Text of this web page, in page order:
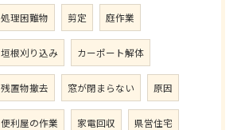
処理困難物 剪定 庭作業
垣根刈り込み カーポート解体
残置物撤去 窓が閉まらない 原因
便利屋の作業 家電回収 県営住宅